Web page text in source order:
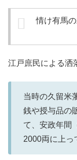
情け有馬
江戸庶民による洒
当時の久留米
銭や授与品の
て、安政年間
2000両に上っ